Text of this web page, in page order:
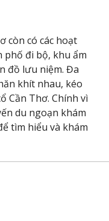
còn có các hoạt
phố đi bộ, khu ẩm
đồ lưu niệm. Đa
khít nhau, kéo
Cần Thơ. Chính vì
du ngoạn khám
tìm hiểu và khám